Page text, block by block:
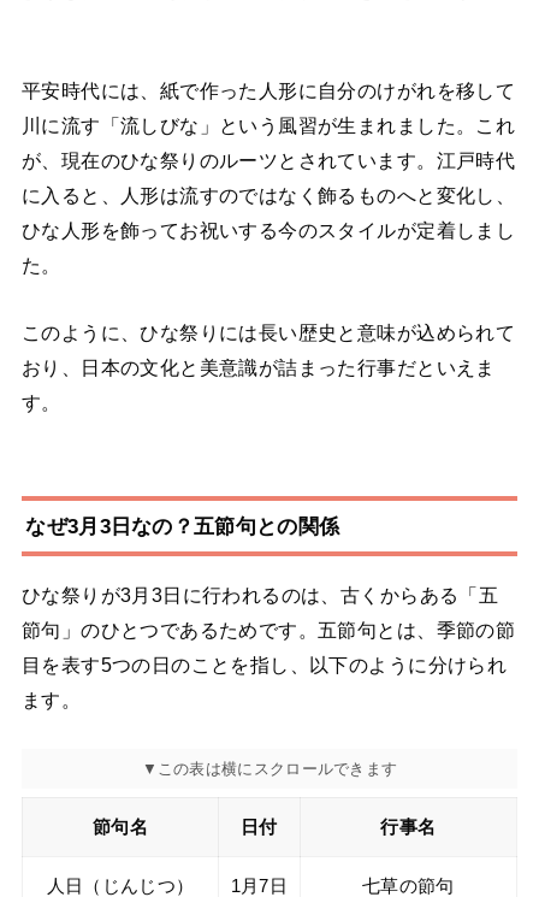
平安時代には、紙で作った人形に自分のけがれを移して
川に流す「流しびな」という風習が生まれました。これ
が、現在のひな祭りのルーツとされています。江戸時代
に入ると、人形は流すのではなく飾るものへと変化し、
ひな人形を飾ってお祝いする今のスタイルが定着しまし
た。
このように、ひな祭りには長い歴史と意味が込められて
おり、日本の文化と美意識が詰まった行事だといえま
す。
なぜ3月3日なの？五節句との関係
ひな祭りが3月3日に行われるのは、古くからある「五
節句」のひとつであるためです。五節句とは、季節の節
目を表す5つの日のことを指し、以下のように分けられ
ます。
節句名 日付 行事名
人日（じんじつ） 1月7日 七草の節句